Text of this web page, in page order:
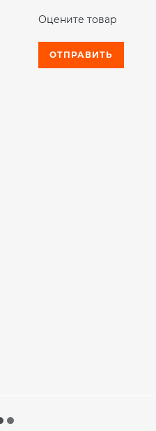
Оцените товар
ОТПРАВИТЬ